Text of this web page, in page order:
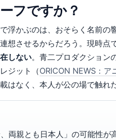
フですか？
浮かぶのは、おそらく名前の
想させるからだろう。現時点
しない。青二プロダクション
ジット（ORICON NEWS：ア
はなく、本人が公の場で触れ
両親とも日本人」の可能性が